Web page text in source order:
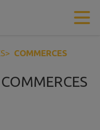
> COMMERCES
COMMERCES